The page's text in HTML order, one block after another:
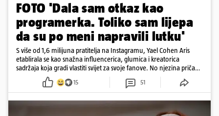
FOTO 'Dala sam otkaz kao
programerka. Toliko sam lijepa
da su po meni napravili lutku'
S više od 1,6 milijuna pratitelja na Instagramu, Yael Cohen Aris
etablirala se kao snažna influencerica, glumica i kreatorica
sadržaja koja gradi vlastiti svijet za svoje fanove. No njezina priča
pokazuje da online slava dolazi i s neočekivanim izazovima
15 51